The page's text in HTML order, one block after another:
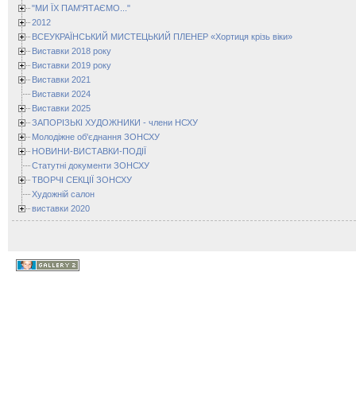
"МИ ЇХ ПАМ'ЯТАЄМО..."
2012
ВСЕУКРАЇНСЬКИЙ МИСТЕЦЬКИЙ ПЛЕНЕР «Хортиця крізь віки»
Виставки 2018 року
Виставки 2019 року
Виставки 2021
Виставки 2024
Виставки 2025
ЗАПОРІЗЬКІ ХУДОЖНИКИ - члени НСХУ
Молодіжне об'єднання ЗОНСХУ
НОВИНИ-ВИСТАВКИ-ПОДІЇ
Статутні документи ЗОНСХУ
ТВОРЧІ СЕКЦІЇ ЗОНСХУ
Художній салон
виставки 2020